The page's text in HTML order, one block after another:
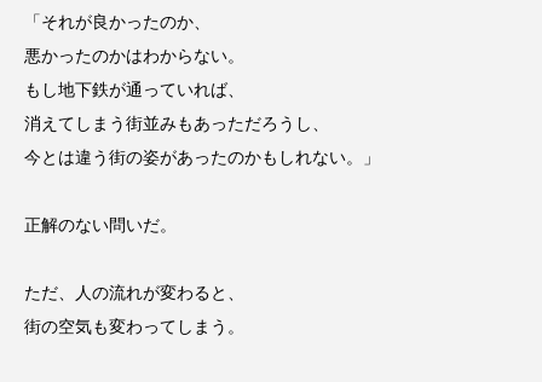
「それが良かったのか、
悪かったのかはわからない。
もし地下鉄が通っていれば、
消えてしまう街並みもあっただろうし、
今とは違う街の姿があったのかもしれない。」
正解のない問いだ。
ただ、人の流れが変わると、
街の空気も変わってしまう。